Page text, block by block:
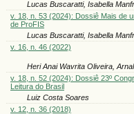
Lucas Buscaratti, Isabella
v. 18, n. 53 (2024): Dossiê Mais de
de ProFIS
Lucas Buscaratti, Isabella
v. 16, n. 46 (2022)
Heri Anai Wavrita Oliveira,
v. 18, n. 52 (2024): Dossiê 23º
Leitura do Brasil
Luiz Costa Soares
v. 12, n. 36 (2018)